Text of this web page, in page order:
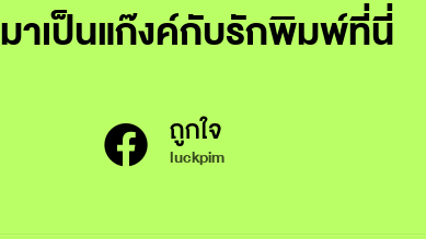
มาเป็นแก๊งค์กับรักพิมพ์ที่นี่
ถูกใจ
luckpim